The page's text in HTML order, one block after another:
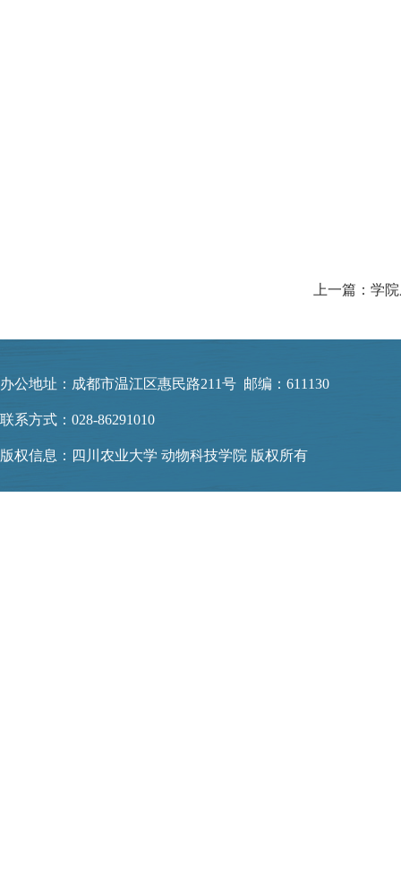
办公地址：成都市温江区惠民路211号 邮编：611130
联系方式：028-86291010
版权信息：四川农业大学 动物科技学院 版权所有